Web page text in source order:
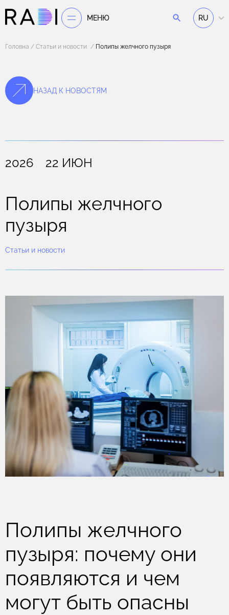
МЕНЮ RU
Головна Статьи и новости Полипы желчного пузыря
НАЗАД К НОВОСТЯМ
2026 22 ИЮН
Полипы желчного
пузыря
Статьи и новости
Полипы желчного
пузыря: почему они
появляются и чем
могут быть опасны